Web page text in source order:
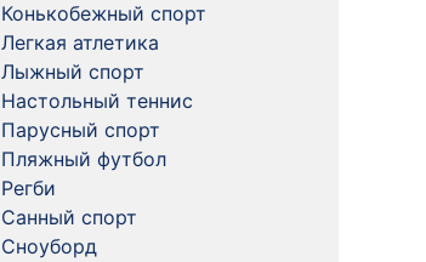
Конькобежный спорт
Легкая атлетика
Лыжный спорт
Настольный теннис
Парусный спорт
Пляжный футбол
Регби
Санный спорт
Сноуборд